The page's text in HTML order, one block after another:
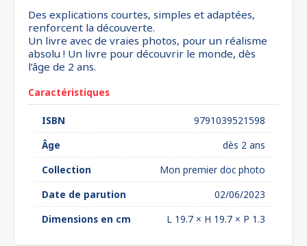
Des explications courtes, simples et adaptées,
renforcent la découverte.
Un livre avec de vraies photos, pour un réalisme
absolu ! Un livre pour découvrir le monde, dès
l’âge de 2 ans.
Caractéristiques
ISBN
9791039521598
Âge
dès 2 ans
Collection
Mon premier doc photo
Date de parution
02/06/2023
Dimensions en cm
L 19.7 × H 19.7 × P 1.3